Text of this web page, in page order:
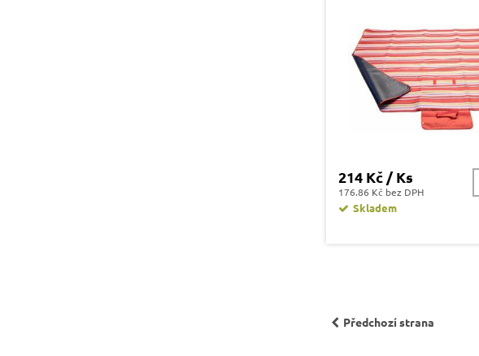
214 Kč / Ks
176.86 Kč bez DPH
Skladem
Předchozí strana